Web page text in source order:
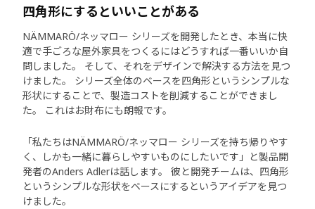
四角形にするといいことがある
NÄMMARÖ/ネッマロー シリーズを開発したとき、本当に快
適で手ごろな屋外家具をつくるにはどうすれば一番いいか自
問しました。 そして、それをデザインで解決する方法を見つ
けました。 シリーズ全体のベースを四角形というシンプルな
形状にすることで、製造コストを削減することができまし
た。 これはお財布にも朗報です。
「私たちはNÄMMARÖ/ネッマロー シリーズを持ち帰りやす
く、しかも一緒に暮らしやすいものにしたいです」と製品開
発者のAnders Adlerは話します。 彼と開発チームは、四角形
というシンプルな形状をベースにするというアイデアを見つ
けました。